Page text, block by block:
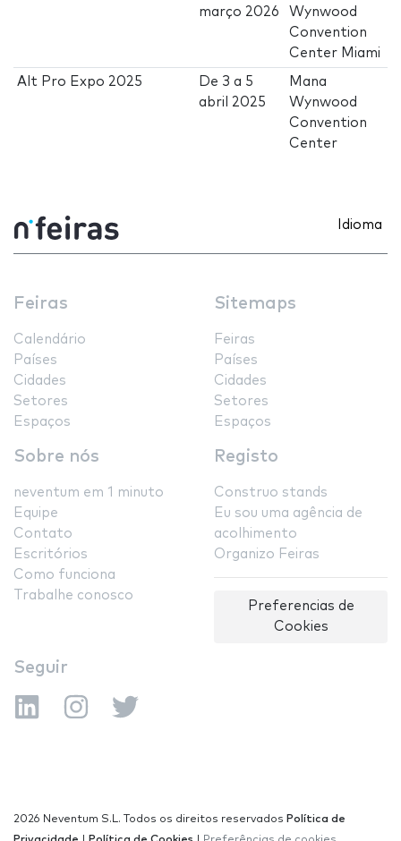
março 2026
Wynwood
Convention
Center Miami
Alt Pro Expo 2025 De 3 a 5
abril 2025
Mana
Wynwood
Convention
Center
Idioma
Feiras
Calendário
Países
Cidades
Setores
Espaços
Sitemaps
Feiras
Países
Cidades
Setores
Espaços
Sobre nós
neventum em 1 minuto
Equipe
Contato
Escritórios
Como funciona
Trabalhe conosco
Registo
Construo stands
Eu sou uma agência de
acolhimento
Organizo Feiras
Preferencias de
Cookies
Seguir
2026 Neventum S.L. Todos os direitos reservados Política de